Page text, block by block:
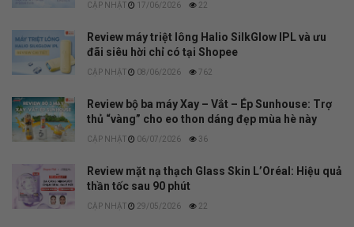
17/06/2026 22
Review máy triệt lông Halio SilkGlow IPL và ưu
đãi siêu hời chỉ có tại Shopee
08/06/2026 762
Review bộ ba máy Xay – Vắt – Ép Sunhouse: Trợ
thủ “vàng” cho eo thon dáng đẹp mùa hè này
06/07/2026 36
Review mặt nạ thạch Glass Skin L’Oréal: Hiệu quả
thần tốc sau 90 phút
29/05/2026 22